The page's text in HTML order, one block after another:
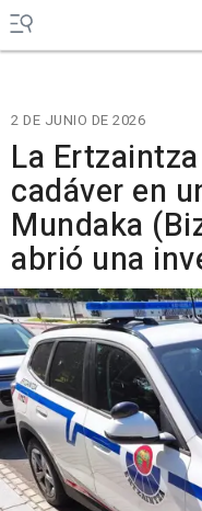
2 DE JUNIO DE 2026
La
cadáver en
Mundaka
abrió una